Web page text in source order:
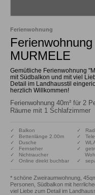
Ferienwohnung
Ferienwohnung
MURMELE
Gemütliche Ferienwohnung
mit Südbalkon und mit viel
Detail im Landhausstil
herzlich Willkommen!
Ferienwohnung 40m² für 2
Räume mit 1 Schlafzimmer
✓ Balkon
✓ Bettenlänge 2.00m
✓ Dusche
✓ Fernseher
✓ Nichtraucher
✓ Online direkt buchbar
✓
✓
✓
✓
✓
* schöne Zweiraumwohnung,
Personen, Südbalkon mit
viel Liebe zum Detail im